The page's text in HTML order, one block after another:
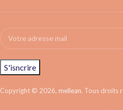
Copyright © 2026, mellean. Tous droits